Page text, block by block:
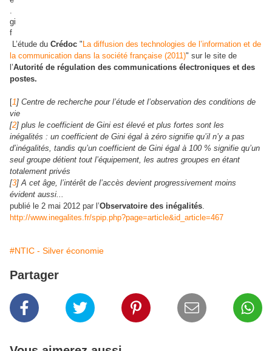
L’étude du Crédoc " La diffusion des technologies de l’information et de
la communication dans la société française (2011)" sur le site de
l’Autorité de régulation des communications électroniques et des
postes.
[1] Centre de recherche pour l’étude et l’observation des conditions de
vie
[2] plus le coefficient de Gini est élevé et plus fortes sont les
inégalités : un coefficient de Gini égal à zéro signifie qu’il n’y a pas
d’inégalités, tandis qu’un coefficient de Gini égal à 100 % signifie qu’un
seul groupe détient tout l’équipement, les autres groupes en étant
totalement privés
[3] A cet âge, l’intérêt de l’accès devient progressivement moins
évident aussi...
publié le 2 mai 2012 par l’Observatoire des inégalités.
http://www.inegalites.fr/spip.php?page=article&id_article=467
#NTIC - Silver économie
Partager